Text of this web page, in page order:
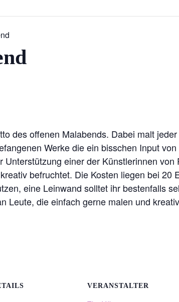
des offenen Malabends. Dabei malt
Werke die ein bisschen Input
einer der Künstlerinnen
befruchtet. Die Kosten liegen bei 20
eine Leinwand solltet ihr bestenfalls
Leute, die einfach gerne malen und
VERANSTALTER